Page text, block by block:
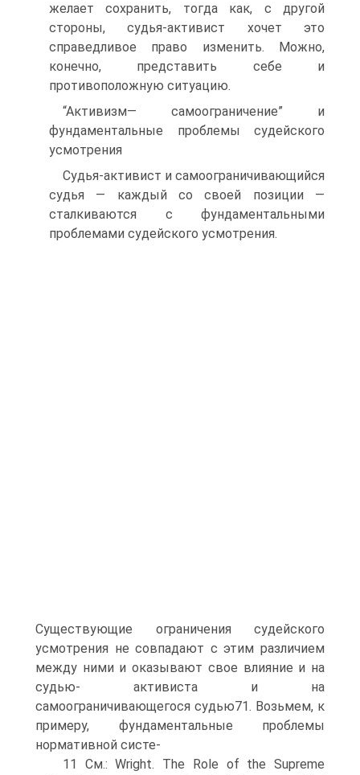
желает сохранить, тогда как, с другой
стороны, судья-активист хочет это
справедливое право изменить. Можно,
конечно, представить себе и
противоположную ситуацию.
“Активизм— самоограничение” и
фундаментальные проблемы судейского
усмотрения
Судья-активист и самоограничивающийся
судья — каждый со своей позиции —
сталкиваются с фундаментальными
проблемами судейского усмотрения.
Существующие ограничения судейского
усмотрения не совпадают с этим различием
между ними и оказывают свое влияние и на
судью- активиста и на
самоограничивающегося судью71. Возьмем, к
примеру, фундаментальные проблемы
нормативной систе-
11 См.: Wright. The Role of the Supreme